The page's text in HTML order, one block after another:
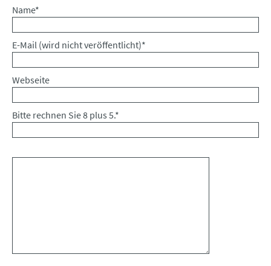
Pflichtfeld
Name*
Pflichtfeld
E-Mail (wird nicht veröffentlicht)*
Webseite
Bitte rechnen Sie 8 plus 5.*